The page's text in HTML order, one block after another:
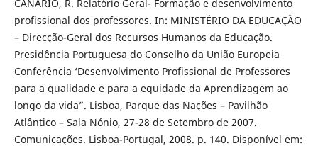
CANÁRIO, R. Relatório Geral- Formação e desenvolvimento
profissional dos professores. In: MINISTÉRIO DA EDUCAÇÃO
– Direcção-Geral dos Recursos Humanos da Educação.
Presidência Portuguesa do Conselho da União Europeia
Conferência ‘Desenvolvimento Profissional de Professores
para a qualidade e para a equidade da Aprendizagem ao
longo da vida”. Lisboa, Parque das Nações – Pavilhão
Atlântico – Sala Nónio, 27-28 de Setembro de 2007.
Comunicações. Lisboa-Portugal, 2008. p. 140. Disponível em: